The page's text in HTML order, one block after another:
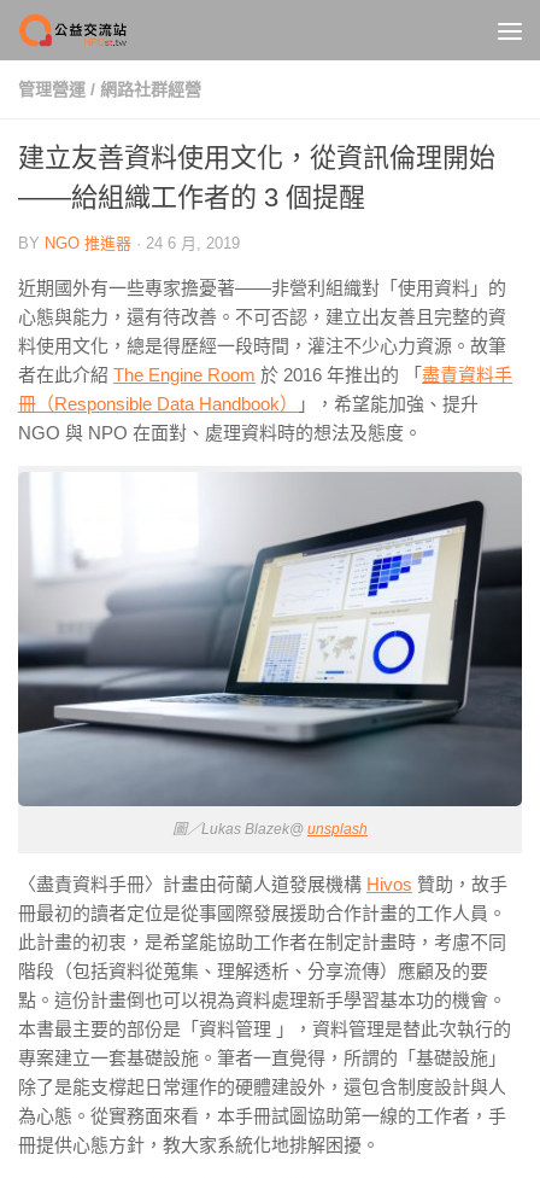
Skip to content
管理營運 / 網路社群經營
建立友善資料使用文化，從資訊倫理開始
——給組織工作者的 3 個提醒
BY NGO 推進器 · 24 6 月, 2019
近期國外有一些專家擔憂著——非營利組織對「使用資料」的
心態與能力，還有待改善。不可否認，建立出友善且完整的資
料使用文化，總是得歷經一段時間，灌注不少心力資源。故筆
者在此介紹 The Engine Room 於 2016 年推出的 「 盡責資料手
冊（Responsible Data Handbook）
」，希望能加強、提升
NGO 與 NPO 在面對、處理資料時的想法及態度。
圖／Lukas Blazek@ unsplash
〈盡責資料手冊〉計畫由荷蘭人道發展機構 Hivos 贊助，故手
冊最初的讀者定位是從事國際發展援助合作計畫的工作人員。
此計畫的初衷，是希望能協助工作者在制定計畫時，考慮不同
階段（包括資料從蒐集、理解透析、分享流傳）應顧及的要
點。這份計畫倒也可以視為資料處理新手學習基本功的機會。
本書最主要的部份是「資料管理 」，資料管理是替此次執行的
專案建立一套基礎設施。筆者一直覺得，所謂的「基礎設施」
除了是能支橕起日常運作的硬體建設外，還包含制度設計與人
為心態。從實務面來看，本手冊試圖協助第一線的工作者，手
冊提供心態方針，教大家系統化地排解困擾。